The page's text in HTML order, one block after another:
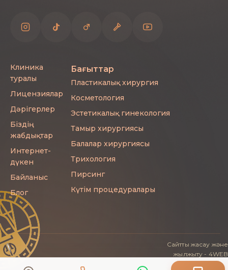
Клиника
туралы
Лицензиялар
Дәрігерлер
Біздің
жабдықтар
Интернет-
дүкен
Байланыс
Блог
Бағыттар
Пластикалық хирургия
Косметология
Эстетикалық гинекология
Тамыр хирургиясы
Балалар хирургиясы
Трихология
Пирсинг
Күтім процедуралары
Сайтты жасау және
жылжыту - 4WEB